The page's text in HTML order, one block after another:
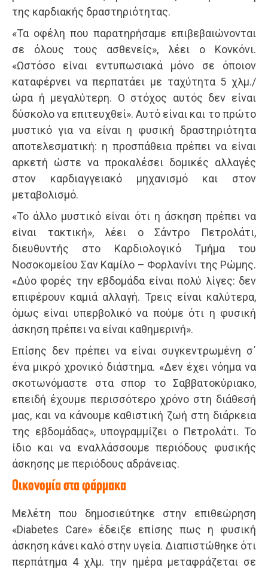
της καρδιακής δραστηριότητας.
«Τα οφέλη που παρατηρήσαμε επιβεβαιώνονται
σε όλους τους ασθενείς», λέει ο Κονκόνι.
«Ωστόσο είναι εντυπωσιακά μόνο σε όποιον
καταφέρνει να περπατάει με ταχύτητα 5 χλμ./
ώρα ή μεγαλύτερη. Ο στόχος αυτός δεν είναι
δύσκολο να επιτευχθεί». Αυτό είναι και το πρώτο
μυστικό για να είναι η φυσική δραστηριότητα
αποτελεσματική: η προσπάθεια πρέπει να είναι
αρκετή ώστε να προκαλέσει δομικές αλλαγές
στον καρδιαγγειακό μηχανισμό και στον
μεταβολισμό.
«Το άλλο μυστικό είναι ότι η άσκηση πρέπει να
είναι τακτική», λέει ο Σάντρο Πετρολάτι,
διευθυντής στο Καρδιολογικό Τμήμα του
Νοσοκομείου Σαν Καμίλο – Φορλανίνι της Ρώμης.
«Δύο φορές την εβδομάδα είναι πολύ λίγες: δεν
επιφέρουν καμιά αλλαγή. Τρεις είναι καλύτερα,
όμως είναι υπερβολικό να πούμε ότι η φυσική
άσκηση πρέπει να είναι καθημερινή».
Επίσης δεν πρέπει να είναι συγκεντρωμένη σ΄
ένα μικρό χρονικό διάστημα. «Δεν έχει νόημα να
σκοτωνόμαστε στα σπορ το Σαββατοκύριακο,
επειδή έχουμε περισσότερο χρόνο στη διάθεσή
μας, και να κάνουμε καθιστική ζωή στη διάρκεια
της εβδομάδας», υπογραμμίζει ο Πετρολάτι. Το
ίδιο και να εναλλάσσουμε περιόδους φυσικής
άσκησης με περιόδους αδράνειας.
Οικονομία στα φάρμακα
Μελέτη που δημοσιεύτηκε στην επιθεώρηση
«Diabetes Care» έδειξε επίσης πως η φυσική
άσκηση κάνει καλό στην υγεία. Διαπιστώθηκε ότι
περπάτημα 4 χλμ. την ημέρα μεταφράζεται σε